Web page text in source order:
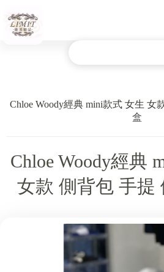
Chloe Woody經典 mini款式 女生 女
盒
Chloe Woody經典
女款 側背包 手提